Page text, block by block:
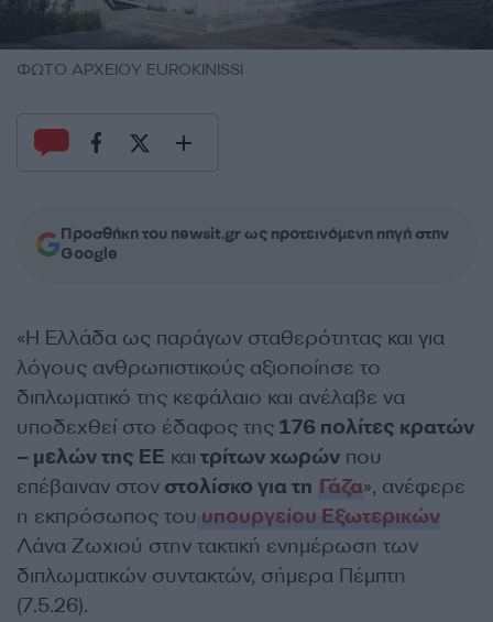
ΦΩΤΟ ΑΡΧΕΙΟΥ EUROKINISSI
Προσθήκη του newsit.gr ως προτεινόμενη πηγή στην
Google
«Η Ελλάδα ως παράγων σταθερότητας και για
λόγους ανθρωπιστικούς αξιοποίησε το
διπλωματικό της κεφάλαιο και ανέλαβε να
υποδεχθεί στο έδαφος της 176 πολίτες κρατών
– μελών της ΕΕ και τρίτων χωρών που
επέβαιναν στον στολίσκο για τη Γάζα», ανέφερε
η εκπρόσωπος του υπουργείου Εξωτερικών
Λάνα Ζωχιού στην τακτική ενημέρωση των
διπλωματικών συντακτών, σήμερα Πέμπτη
(7.5.26).